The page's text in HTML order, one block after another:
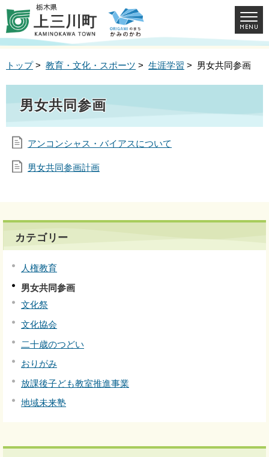
トップ> 教育・文化・スポーツ > 生涯学習 > 男女共同参画
男女共同参画
アンコンシャス・バイアスについて
男女共同参画計画
カテゴリー
人権教育
男女共同参画
文化祭
文化協会
二十歳のつどい
おりがみ
放課後子ども教室推進事業
地域未来塾